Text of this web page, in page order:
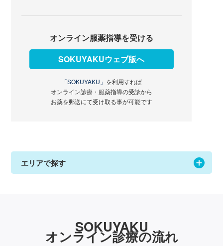
オンライン服薬指導を受ける
SOKUYAKUウェブ版へ
「SOKUYAKU」 を利用すれば
オンライン診療・服薬指導の受診から
お薬を郵送にて受け取る事が可能です
エリアで探す
SOKUYAKU
オンライン診療の流れ